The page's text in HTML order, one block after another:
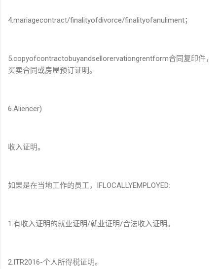
4.mariagecontract/finalityofdivorce/finalityofanuliment；
5.copyofcontractobuyandsellorervationgrentform合同复印件，
买卖合同或房屋预订证明。
6.Aliencer)
收入证明。
如果是在当地工作的员工，IFLOCALLYEMPLOYED:
1.有收入证明的就业证明/就业证明/合法收入证明。
2.ITR2016-个人所得税证明。